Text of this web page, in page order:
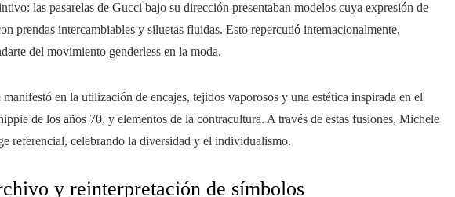
las pasarelas de Gucci bajo su dirección presentaban modelos cuya expresión de
prendas intercambiables y siluetas fluidas. Esto repercutió internacionalmente,
del movimiento genderless en la moda.
en la utilización de encajes, tejidos vaporosos y una estética inspirada en el
de los años 70, y elementos de la contracultura. A través de estas fusiones, Michele
referencial, celebrando la diversidad y el individualismo.
y reinterpretación de símbolos